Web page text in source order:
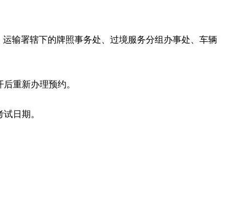
署辖下的牌照事务处、过境服务分组办事处、车辆
重新办理预约。
日期。